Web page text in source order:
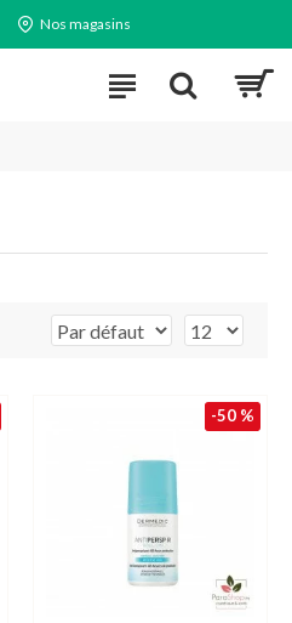
Nos magasins
-50 %